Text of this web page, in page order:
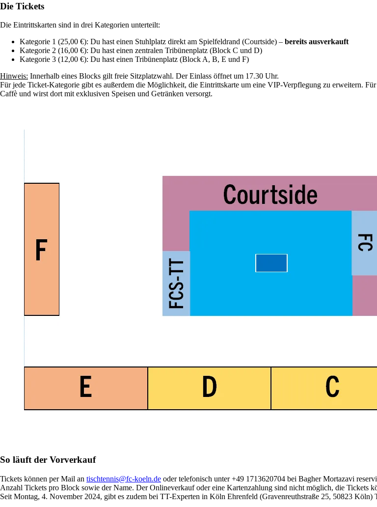
Die Tickets
Die Eintrittskarten sind in drei Kategorien unterteilt:
Kategorie 1 (25,00 €): Du hast einen Stuhlplatz direkt am Spielfeldrand (Courtside) – bereits ausverkauft
Kategorie 2 (16,00 €): Du hast einen zentralen Tribünenplatz (Block C und D)
Kategorie 3 (12,00 €): Du hast einen Tribünenplatz (Block A, B, E und F)
Hinweis: Innerhalb eines Blocks gilt freie Sitzplatzwahl. Der Einlass öffnet um 17.30 Uhr.
Für jede Ticket-Kategorie gibt es außerdem die Möglichkeit, die Eintrittskarte um eine VIP-Verpflegung zu erweitern.
Caffè und wirst dort mit exklusiven Speisen und Getränken versorgt.
So läuft der Vorverkauf
Tickets können per Mail an tischtennis@fc-koeln.de oder telefonisch unter +49 1713620704 bei Bagher Mortazavi
Anzahl Tickets pro Block sowie der Name. Der Onlineverkauf oder eine Kartenzahlung sind nicht möglich, die Tickets
Seit Montag, 4. November 2024, gibt es zudem bei TT-Experten in Köln Ehrenfeld (Gravenreuthstraße 25, 50823 Köln)